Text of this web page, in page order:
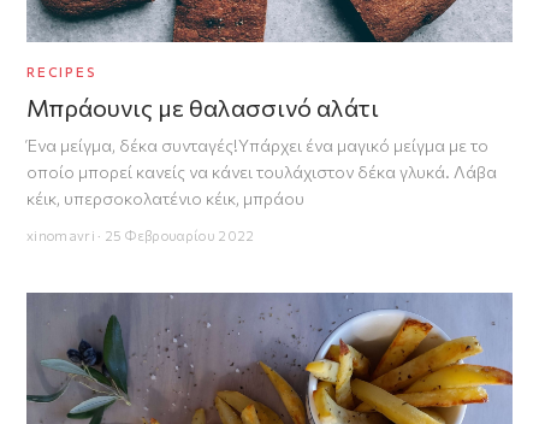
RECIPES
Μπράουνις με θαλασσινό αλάτι
Ένα μείγμα, δέκα συνταγές!Υπάρχει ένα μαγικό μείγμα με το
οποίο μπορεί κανείς να κάνει τουλάχιστον δέκα γλυκά. Λάβα
κέικ, υπερσοκολατένιο κέικ, μπράου
xinomavri · 25 Φεβρουαρίου 2022